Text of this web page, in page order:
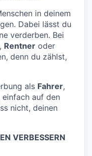
in deinem
Dabei lässt du
verderben. Bei
, Rentner oder
denn du zählst,
als Fahrer,
einfach auf den
nicht, deinen
VERBESSERN